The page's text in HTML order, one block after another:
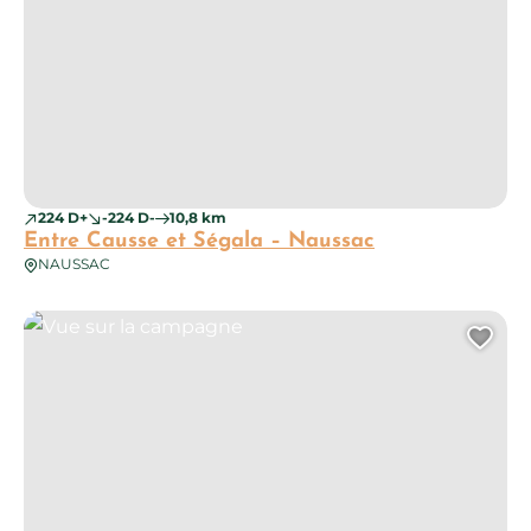
224 D+ -224 D- 10,8 km
Entre Causse et Ségala – Naussac
NAUSSAC
Vue sur la campagne